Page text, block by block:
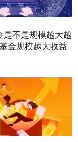
是不是规模越大越
金规模越大收益